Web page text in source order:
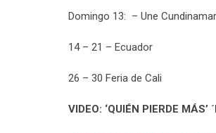
Domingo 13: – Une
14 – 21 – Ecuador
26 – 30 Feria de Cali
VIDEO: ‘QUIÉN PIERDE MÁS’